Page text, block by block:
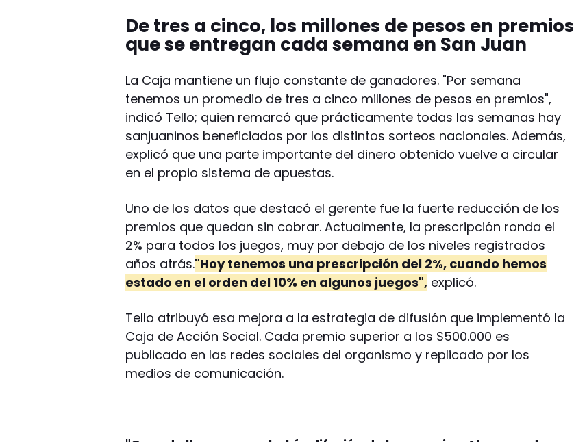
De tres a cinco, los millones de pesos en premios
que se entregan cada semana en San Juan
La Caja mantiene un flujo constante de ganadores. "Por semana
tenemos un promedio de tres a cinco millones de pesos en premios",
indicó Tello; quien remarcó que prácticamente todas las semanas hay
sanjuaninos beneficiados por los distintos sorteos nacionales. Además,
explicó que una parte importante del dinero obtenido vuelve a circular
en el propio sistema de apuestas.
Uno de los datos que destacó el gerente fue la fuerte reducción de los
premios que quedan sin cobrar. Actualmente, la prescripción ronda el
2% para todos los juegos, muy por debajo de los niveles registrados
años atrás."Hoy tenemos una prescripción del 2%, cuando hemos
estado en el orden del 10% en algunos juegos", explicó.
Tello atribuyó esa mejora a la estrategia de difusión que implementó la
Caja de Acción Social. Cada premio superior a los $500.000 es
publicado en las redes sociales del organismo y replicado por los
medios de comunicación.